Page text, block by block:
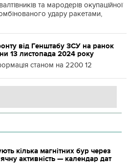
та мародерів окупаційної
удару ракетами,
від Генштабу ЗСУ на ранок
13 листопада 2024 року
станом на 2200 12
кілька магнітних бур через
активність — календар дат